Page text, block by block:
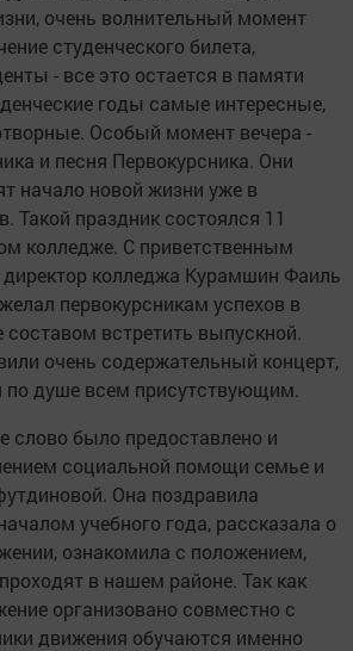
очень волнительный момент
студенческого билета,
- все это остается в памяти
годы самые интересные,
Особый момент вечера -
и песня Первокурсника. Они
начало новой жизни уже в
Такой праздник состоялся 11
колледже. С приветственным
колледжа Курамшин Фаиль
первокурсникам успехов в
составом встретить выпускной.
очень содержательный концерт,
по душе всем присутствующим.
слово было предоставлено и
социальной помощи семье и
Она поздравила
учебного года, рассказала о
ознакомила с положением,
в нашем районе. Так как
организовано совместно с
движения обучаются именно